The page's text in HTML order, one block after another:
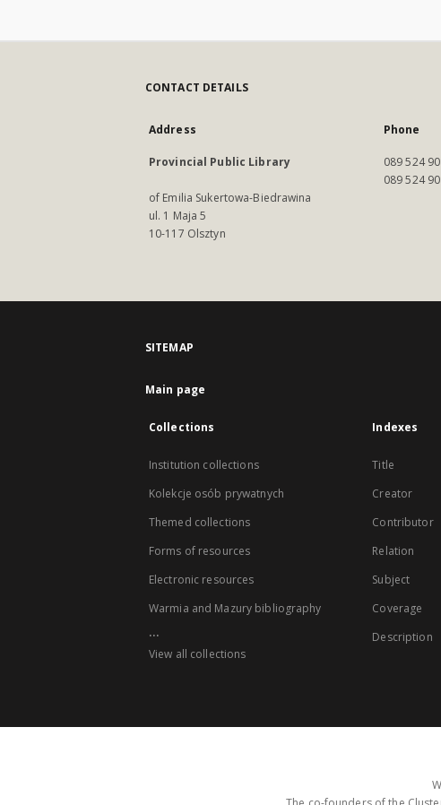
CONTACT DETAILS
Address
Provincial Public Library
of Emilia Sukertowa-Biedrawina
ul. 1 Maja 5
10-117 Olsztyn
Phone
089 524
089 524
SITEMAP
Main page
Collections
Institution collections
Kolekcje osób prywatnych
Themed collections
Forms of resources
Electronic resources
Warmia and Mazury bibliography
...
View all collections
Indexes
Title
Creator
Contributor
Relation
Subject
Coverage
Description